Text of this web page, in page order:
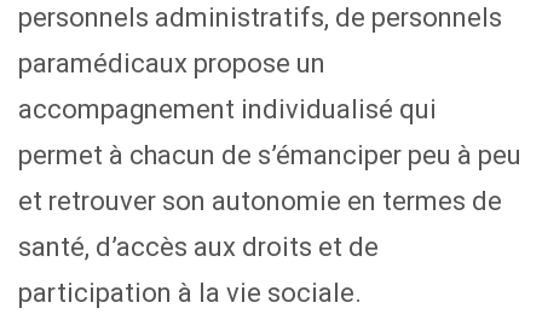
personnels administratifs, de personnels
paramédicaux propose un
accompagnement individualisé qui
permet à chacun de s’émanciper peu à peu
et retrouver son autonomie en termes de
santé, d’accès aux droits et de
participation à la vie sociale.